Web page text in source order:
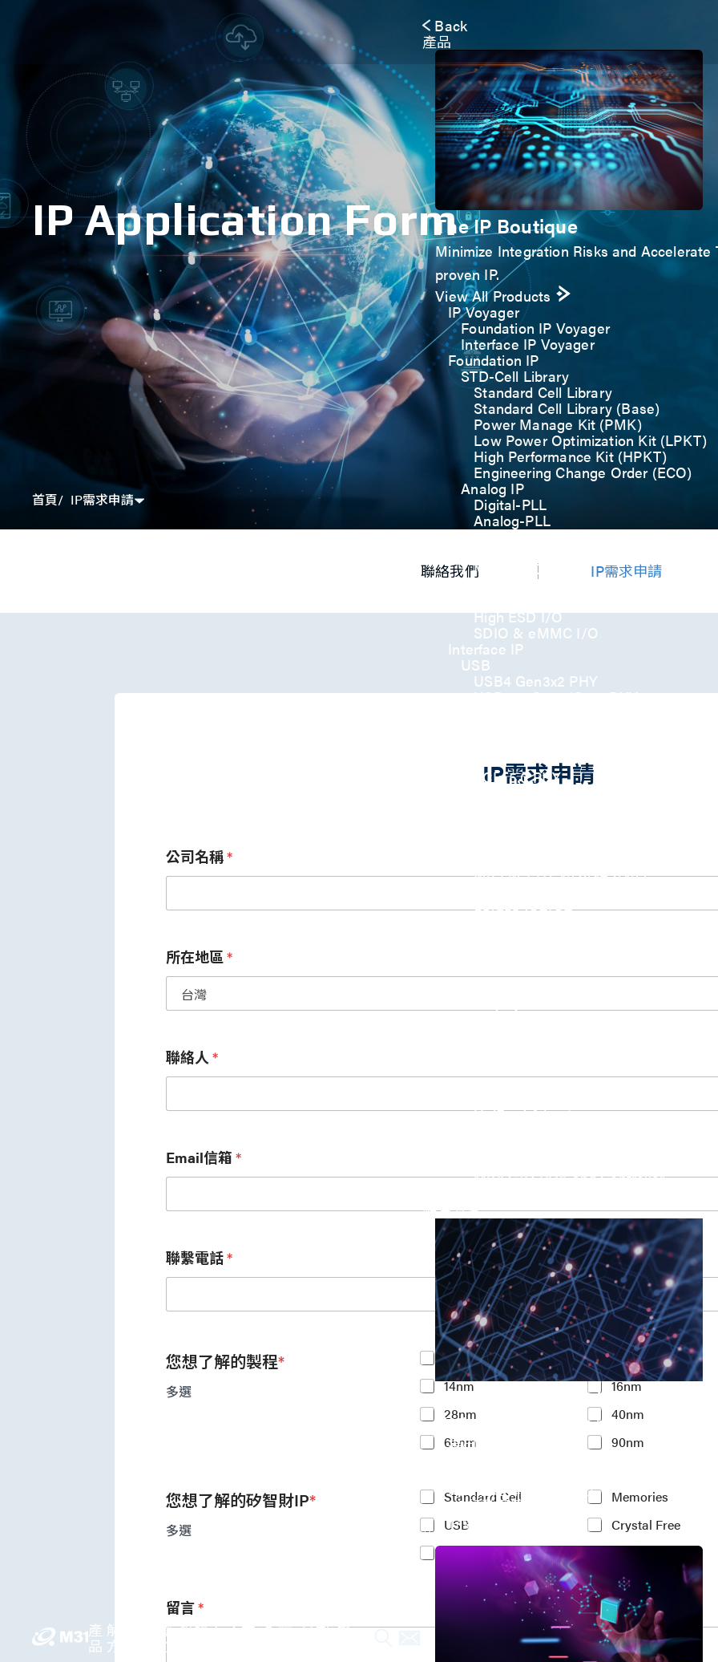
產
品
解決
方案
媒體
中心
投資人人才 永續 公司 繁
Back
產品
The IP Boutique
Minimize Integration Risks and
proven IP.
View All Products
IP Voyager
Foundation IP Voyager
Interface IP Voyager
Foundation IP
STD-Cell Library
Standard Cell Library
Standard Cell Library (Base)
Power Manage Kit (PMK)
Low Power Optimization Kit (LPKT)
High Performance Kit (HPKT)
Engineering Change Order (ECO)
Analog IP
Digital-PLL
Analog-PLL
ADC / Temp. Sensor
Memory Compiler
I/O
High ESD I/O
SDIO & eMMC I/O
Interface IP
USB
USB4 Gen3x2 PHY
USB 3.2 Gen2/Gen1 PHY
PCIe 5.0 PHY
MIPI M-PHY v5.0/v4.1/v3.1
Serdes 10G/5G
DisplayPort RX
UniPro Controller 2.0 (host / device)
UniPro 1.6 host
MIPI C/D PHY and Controller
解決方案
Accelerate Innovative
M31’s vision is to be the most
車用電子
高效能運算與數據中心
5G行動運算
存儲應用
媒體中心
IP Application Form
首頁 IP需求申請
聯絡我們 IP需求申請
IP需求申請
公司名稱*
所在地區*
聯絡人*
Email信箱 *
聯繫電話*
您想了解的製程*
多選
Y
o
u
r
I
n
t
e
s
t
d
e
<7nm 7nm
14nm
16nm
28nm
40nm
65nm
90nm
您想了解的矽智財IP*
多選
Y
o
u
r
I
e
Standard Cell Memories
USB
Crystal Free
留言*